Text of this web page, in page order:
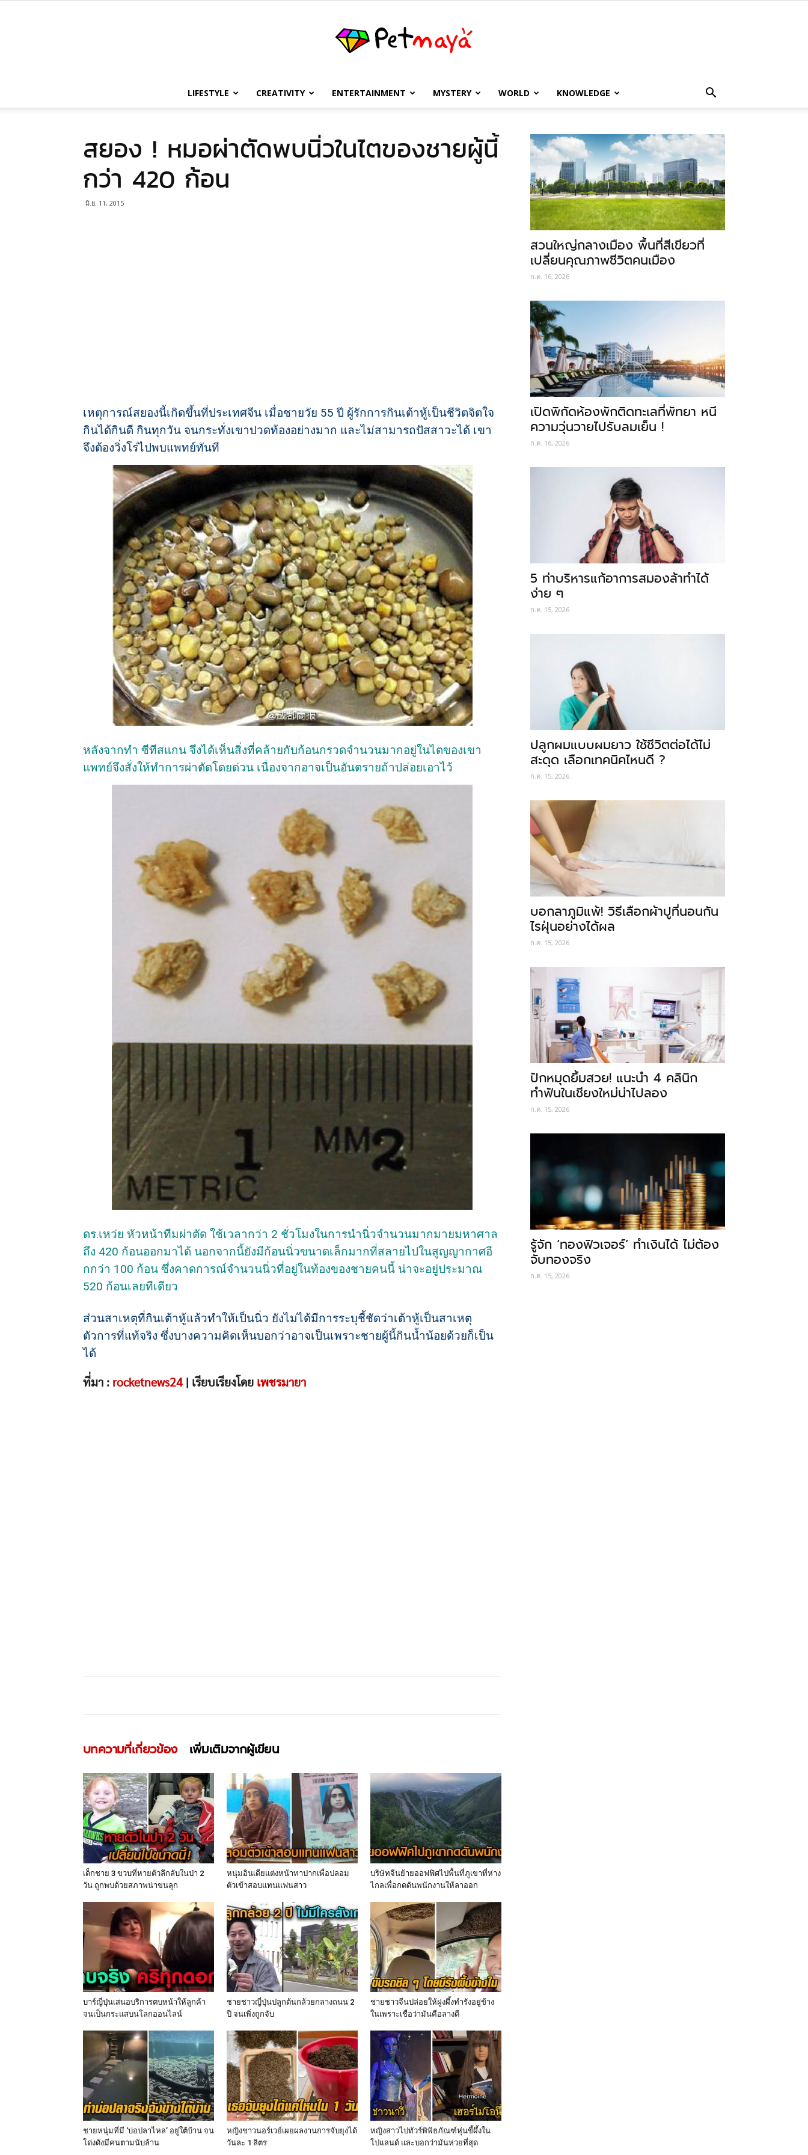
เพชร
LIFESTYLE CREATIVITY ENTERTAINMENT MYSTERY WORLD KNOWLEDGE
สยอง ! หมอผ่าตัดพบนิ่วในไตของชายผู้นี้
กว่า 420 ก้อน
มิ.ย. 11, 2015
เหตุการณ์สยองนี้เกิดขึ้นที่ประเทศจีน เมื่อชายวัย 55 ปี ผู้รักการกินเต้าหู้เป็นชีวิตจิตใจ
กินได้กินดี กินทุกวัน จนกระทั่งเขาปวดท้องอย่างมาก และไม่สามารถปัสสาวะได้ เขา
จึงต้องวิ่งโร่ไปพบแพทย์ทันที
หลังจากทำ ซีทีสแกน จึงได้เห็นสิ่งที่คล้ายกับก้อนกรวดจำนวนมากอยู่ในไตของเขา
แพทย์จึงสั่งให้ทำการผ่าตัดโดยด่วน เนื่องจากอาจเป็นอันตรายถ้าปล่อยเอาไว้
ดร.เหว่ย หัวหน้าทีมผ่าตัด ใช้เวลากว่า 2 ชั่วโมงในการนำนิ่วจำนวนมากมายมหาศาล
ถึง 420 ก้อนออกมาได้ นอกจากนี้ยังมีก้อนนิ่วขนาดเล็กมากที่สลายไปในสูญญากาศอี
กกว่า 100 ก้อน ซึ่งคาดการณ์จำนวนนิ่วที่อยู่ในท้องของชายคนนี้ น่าจะอยู่ประมาณ
520 ก้อนเลยทีเดียว
ส่วนสาเหตุที่กินเต้าหู้แล้วทำให้เป็นนิ่ว ยังไม่ได้มีการระบุชี้ชัดว่าเต้าหู้เป็นสาเหตุ
ตัวการที่แท้จริง ซึ่งบางความคิดเห็นบอกว่าอาจเป็นเพราะชายผู้นี้กินน้ำน้อยด้วยก็เป็น
ได้
ที่มา : rocketnews24 | เรียบเรียงโดย เพชรมายา
บทความที่เกี่ยวข้อง เพิ่มเติมจากผู้เขียน
เด็กชาย 3 ขวบที่หายตัวลึกลับในป่า 2
วัน ถูกพบด้วยสภาพน่าขนลุก
หนุ่มอินเดียแต่งหน้าทาปากเพื่อปลอม
ตัวเข้าสอบแทนแฟนสาว
บริษัทจีนย้ายออฟฟิศไปพื้นที่ภูเขาที่ห่าง
ไกลเพื่อกดดันพนักงานให้ลาออก
บาร์ญี่ปุ่นเสนอบริการตบหน้าให้ลูกค้า
จนเป็นกระแสบนโลกออนไลน์
ชายชาวญี่ปุ่นปลูกต้นกล้วยกลางถนน 2
ปี จนเพิ่งถูกจับ
ชายชาวจีนปล่อยให้ฝูงผึ้งทำรังอยู่ข้าง
ในเพราะเชื่อว่ามันคือลางดี
ชายหนุ่มที่มี ‘บ่อปลาไหล’ อยู่ใต้บ้าน จน
โด่งดังมีคนตามนับล้าน
หญิงชาวนอร์เวย์เผยผลงานการจับยุงได้
วันละ 1 ลิตร
หญิงสาวไปทัวร์พิพิธภัณฑ์หุ่นขี้ผึ้งใน
โปแลนด์ และบอกว่ามันห่วยที่สุด
สวนใหญ่กลางเมือง พื้นที่สีเขียวที่
เปลี่ยนคุณภาพชีวิตคนเมือง
ก.ค. 16, 2026
เปิดพิกัดห้องพักติดทะเลที่พัทยา หนี
ความวุ่นวายไปรับลมเย็น !
ก.ค. 16, 2026
5 ท่าบริหารแก้อาการสมองล้าทำได้
ง่าย ๆ
ก.ค. 15, 2026
ปลูกผมแบบผมยาว ใช้ชีวิตต่อได้ไม่
สะดุด เลือกเทคนิคไหนดี ?
ก.ค. 15, 2026
บอกลาภูมิแพ้! วิธีเลือกผ้าปูที่นอนกัน
ไรฝุ่นอย่างได้ผล
ก.ค. 15, 2026
ปักหมุดยิ้มสวย! แนะนำ 4 คลินิก
ทำฟันในเชียงใหม่น่าไปลอง
ก.ค. 15, 2026
รู้จัก ‘ทองฟิวเจอร์’ ทำเงินได้ ไม่ต้อง
จับทองจริง
ก.ค. 15, 2026